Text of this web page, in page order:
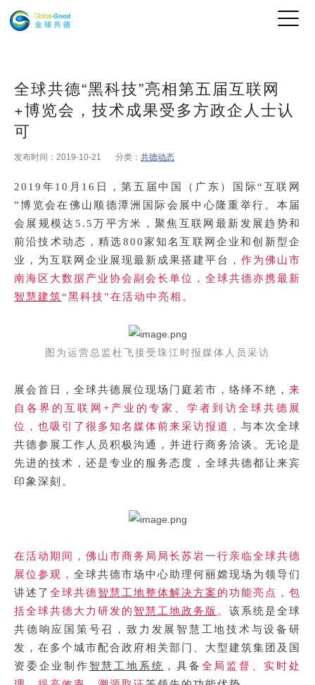
全球共德“黑科技”亮相第五届互联网
+博览会，技术成果受多方政企人士认
可
发布时间：2019-10-21 分类： 共德动态
2019年10月16日，第五届中国（广东）国际“互联网
”博览会在佛山顺德潭洲国际会展中心隆重举行。本届
会展规模达5.5万平方米，聚焦互联网最新发展趋势和
前沿技术动态，精选800家知名互联网企业和创新型企
业，为互联网企业展现最新成果搭建平台， 作为佛山市
南海区大数据产业协会副会长单位，全球共德亦携最新
智慧建筑“黑科技”在活动中亮相。
图为运营总监杜飞接受珠江时报媒体人员采访
展会首日， 全球共德展位现场门庭若市，络绎不绝， 来
自各界的互联网+产业的专家、学者到访全球共德展
位，也吸引了很多知名媒体前来采访报道， 与本次全球
共德参展工作人员积极沟通，并进行商务洽谈。无论是
先进的技术，还是专业的服务态度，全球共德都让来宾
印象深刻。
在活动期间，佛山市商务局局长苏岩一行亲临全球共德
展位参观， 全球共德市场中心助理何丽嫦现场为领导们
讲述了 全球共德智慧工地整体解决方案 的功能亮点，包
括全球共德大力研发的 智慧工地政务版 。 该系统是全球
共德响应国策号召，致力发展智慧工地技术与设备研
发，在多个城市配合政府相关部门、大型建筑集团及国
资委企业制作 智慧工地系统 ，具备 全局监督、实时处